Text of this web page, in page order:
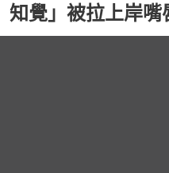
知覺」被拉上岸嘴